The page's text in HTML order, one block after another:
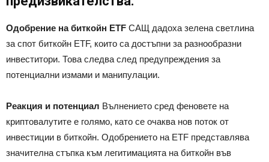
Одобрение на биткойн ETF САЩ дадоха зелена светлина
за спот биткойн ETF, които са достъпни за разнообразни
инвеститори. Това следва след предупреждения за
потенциални измами и манипулации.
Реакция и потенциал Вълнението сред феновете на
криптовалутите е голямо, като се очаква нов поток от
инвестиции в биткойн. Одобрението на ETF представлява
значителна стъпка към легитимацията на биткойн във